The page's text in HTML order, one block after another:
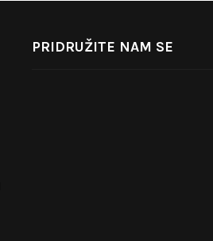
PRIDRUŽITE NAM SE